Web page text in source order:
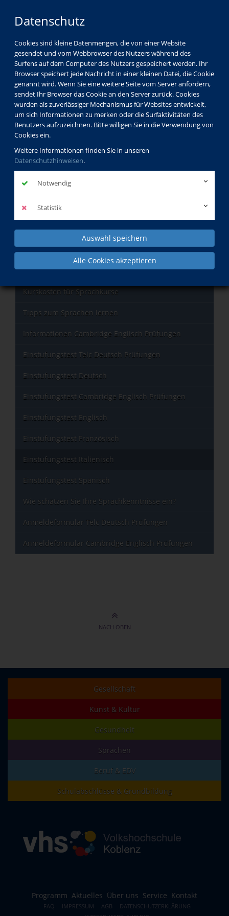
Datenschutz
Cookies sind kleine Datenmengen, die von einer Website
gesendet und vom Webbrowser des Nutzers während des
Surfens auf dem Computer des Nutzers gespeichert werden. Ihr
Browser speichert jede Nachricht in einer kleinen Datei, die Cookie
genannt wird. Wenn Sie eine weitere Seite vom Server anfordern,
sendet Ihr Browser das Cookie an den Server zurück. Cookies
wurden als zuverlässiger Mechanismus für Websites entwickelt,
um sich Informationen zu merken oder die Surfaktivitäten des
Benutzers aufzuzeichnen. Bitte willigen Sie in die Verwendung von
Cookies ein.
Weitere Informationen finden Sie in unseren
Datenschutzhinweisen.
Notwendig
Statistik
Auswahl speichern
Alle Cookies akzeptieren
Programm
Sprachen
Einstufungstest Italienisch
Einstufungstest Italienisch
http://www.klett-sprachen.de/con-piacere/r-
http://www.klett-sprachen.de/con-piacere/r-
1/60#reiter=mediathek&dl_niveau_str=B1&dl_kategorie=48
Orientierungshilfe zwischen A 1 und C 2
Kurskosten für Sprachkurse
Tipps zum Sprachen lernen
Informationen Cambridge Englisch Prüfungen
Einstufungstest Telc Deutsch Prüfungen
Einstufungstest Deutsch
Einstufungstest Cambridge Englisch Prüfungen
Einstufungstest Englisch
Einstufungstest Französisch
Einstufungstest Italienisch
Einstufungstest Spanisch
Wie schätzen Sie Ihre Sprachkenntnisse ein?
Anmeldeformular Telc Deutsch Prüfungen
Anmeldeformular Cambridge Englisch Prüfungen
NACH OBEN
Gesellschaft
Kunst & Kultur
Gesundheit
Sprachen
Beruf & EDV
Schulabschlüsse & Grundbildung
Programm Aktuelles Über uns Service Kontakt
FAQ IMPRESSUM AGB
DATENSCHUTZERKLÄRUNG